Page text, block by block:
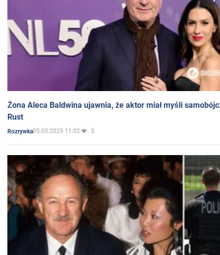
Żona Aleca Baldwina ujawnia, że aktor miał myśli
Rust
Rozrywka05.03.2025 11:02 3